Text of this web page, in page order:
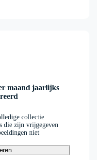
maand jaarlijks
collectie
die zijn vrijgegeven
niet